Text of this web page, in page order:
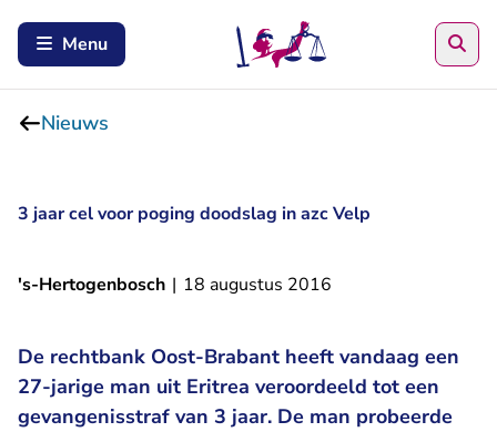
Menu
Nieuws
3 jaar cel voor poging doodslag in azc Velp
's-Hertogenbosch | 18 augustus 2016
De rechtbank Oost-Brabant heeft vandaag een
27-jarige man uit Eritrea veroordeeld tot een
gevangenisstraf van 3 jaar. De man probeerde